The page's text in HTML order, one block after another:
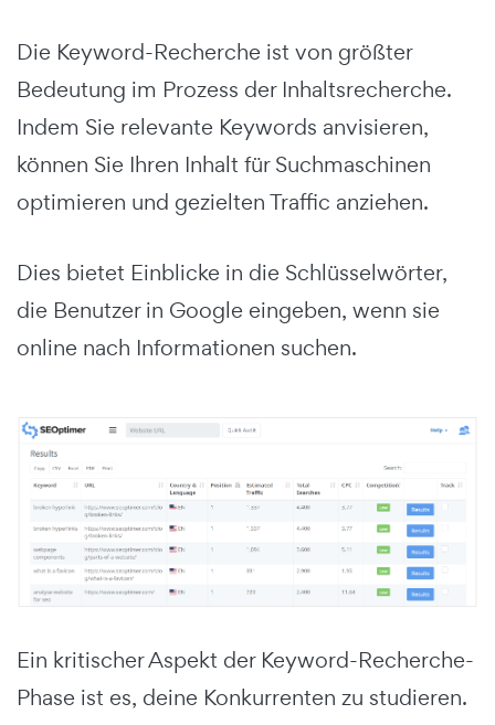
Die Keyword-Recherche ist von größter
Bedeutung im Prozess der Inhaltsrecherche.
Indem Sie relevante Keywords anvisieren,
können Sie Ihren Inhalt für Suchmaschinen
optimieren und gezielten Traffic anziehen.
Dies bietet Einblicke in die Schlüsselwörter,
die Benutzer in Google eingeben, wenn sie
online nach Informationen suchen.
Ein kritischer Aspekt der Keyword-Recherche-
Phase ist es, deine Konkurrenten zu studieren.